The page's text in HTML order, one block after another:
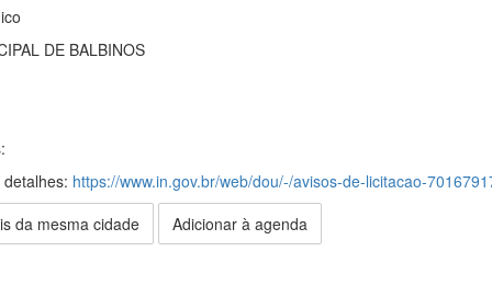
DE BALBINOS
https://www.in.gov.br/web/dou/-/avisos-de-licitacao-
da mesma cidade Adicionar à agenda